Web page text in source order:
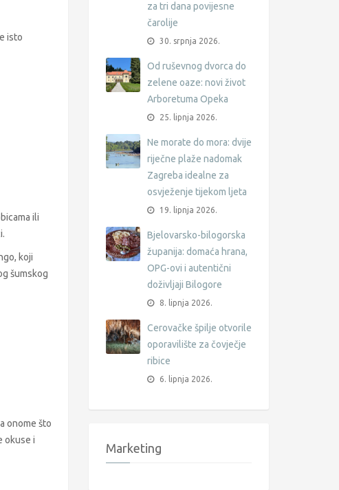
isto
ili
koji
šumskog
onome što
okuse i
za tri dana povijesne
čarolije
30. srpnja 2026.
Od ruševnog dvorca do
zelene oaze: novi život
Arboretuma Opeka
25. lipnja 2026.
Ne morate do mora: dvije
riječne plaže nadomak
Zagreba idealne za
osvježenje tijekom ljeta
19. lipnja 2026.
Bjelovarsko-bilogorska
županija: domaća hrana,
OPG-ovi i autentični
doživljaji Bilogore
8. lipnja 2026.
Cerovačke špilje otvorile
oporavilište za čovječje
ribice
6. lipnja 2026.
Marketing